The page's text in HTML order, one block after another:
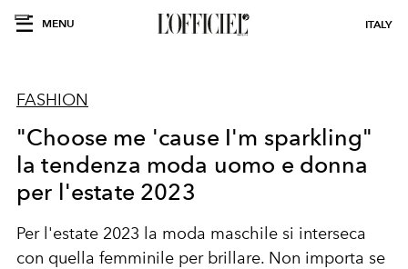
MENU ITALY
FASHION
"Choose me 'cause I'm sparkling"
la tendenza moda uomo e donna
per l'estate 2023
Per l'estate 2023 la moda maschile si interseca
con quella femminile per brillare. Non importa se